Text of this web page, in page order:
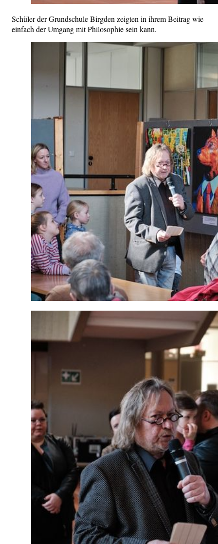
Schüler der Grundschule Birgden zeigten in ihrem Beitrag wie
einfach der Umgang mit Philosophie sein kann.